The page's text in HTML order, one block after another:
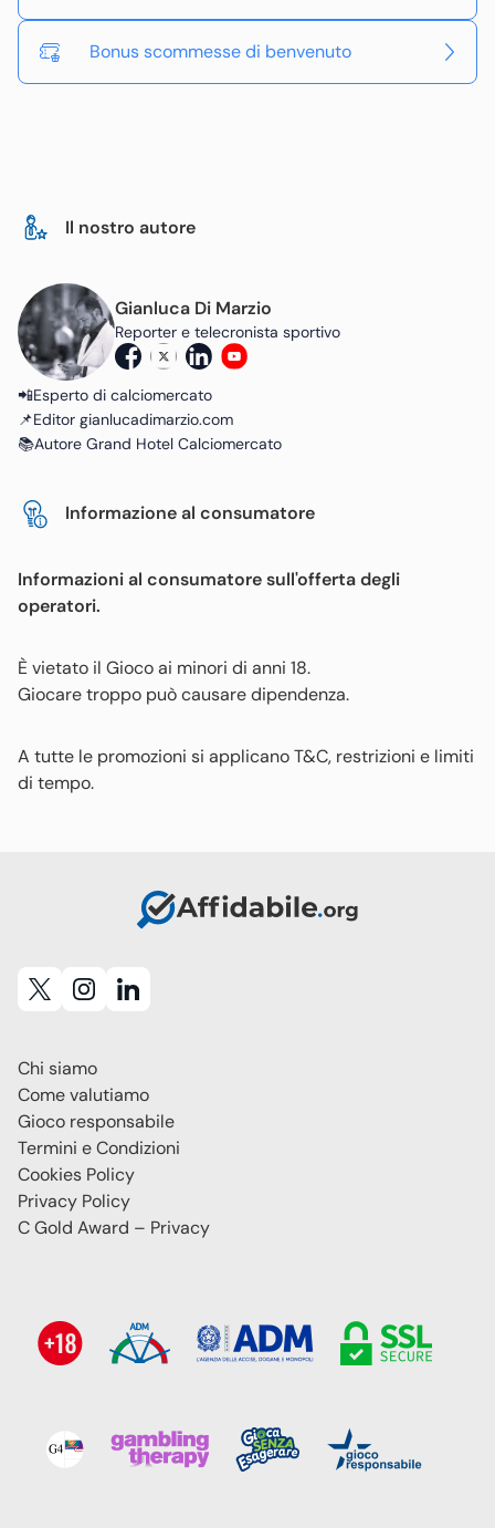
Bonus scommesse di benvenuto
Il nostro autore
Gianluca Di Marzio
Reporter e telecronista sportivo
📲Esperto di calciomercato
📌Editor gianlucadimarzio.com
📚Autore Grand Hotel Calciomercato
Informazione al consumatore
Informazioni al consumatore sull'offerta degli
operatori.
È vietato il Gioco ai minori di anni 18.
Giocare troppo può causare dipendenza.
A tutte le promozioni si applicano T&C, restrizioni e limiti
di tempo.
Chi siamo
Come valutiamo
Gioco responsabile
Termini e Condizioni
Cookies Policy
Privacy Policy
C Gold Award – Privacy